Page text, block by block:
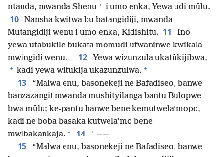
ntanda, mwanda Shenu + i umo enka, Yewa udi mūlu.
10
Nansha kwitwa bu batangidiji, mwanda
Mutangidiji wenu i umo enka, Kidishitu. 11
Ino
yewa utabukile bukata momudi ufwaninwe kwikala
mwingidi wenu. + 12 Yewa wizunzula ukatūkijibwa,
+ kadi yewa witūkija ukazunzulwa. +
13
“Malwa enu, basonekeji ne Bafadiseo, banwe
banzazangi! mwanda mushityilanga bantu Bulopwe
bwa mūlu; ke-pantu banwe bene kemutwela’mopo,
kadi ne boba basaka kutwela’mo bene
mwibakankaja. + 14 * ——
15
“Malwa enu, basonekeji ne Bafadiseo, banwe